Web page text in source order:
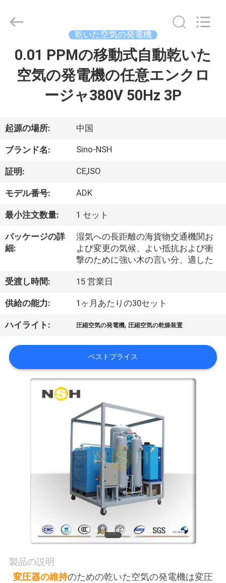
ダ
ク
ト
私
に
い
て
工
場
達
に
NSH
Reserved.
乾いた空気の発電機
0.01 PPMの移動式自動乾いた
空気の発電機の任意エンクロ
ージャ380V 50Hz 3P
起源の場所: 中国
ブランド名: Sino-NSH
証明: CE,ISO
モデル番号: ADK
最小注文数量: 1 セット
パッケージの詳
細:
湿気への長距離の海貨物交通機関お
よび変更の気候、よい抵抗および衝
撃のために強い木の言い分、適した
受渡し時間: 15 営業日
供給の能力: 1ヶ月あたりの30セット
ハイライト: 圧縮空気の発電機,圧縮空気の乾燥装置
ベストプライス
製品の説明
変圧器の維持のための乾いた空気の発電機は変圧